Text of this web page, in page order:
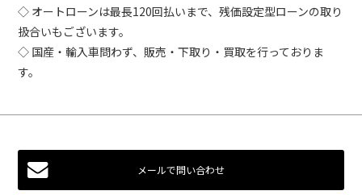
◇ オートローンは最長120回払いまで、残価設定型ローンの取り
扱合いもございます。
◇ 国産・輸入車問わず、販売・下取り・買取を行っておりま
す。
メールで問い合わせ